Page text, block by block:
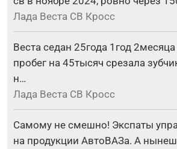
Лада Веста СВ Кросс
Веста седан 25года 1год
пробег на 45тысяч срезала
н…
Лада Веста СВ Кросс
Самому не смешно! Экспаты
на продукции АвтоВАЗа. А